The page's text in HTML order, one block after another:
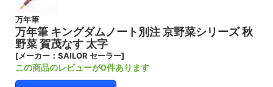
万年筆
万年筆 キングダムノート別注 京野菜シリーズ 秋
野菜 賀茂なす 太字
[メーカー：SAILOR セーラー]
この商品のレビューが0件あります